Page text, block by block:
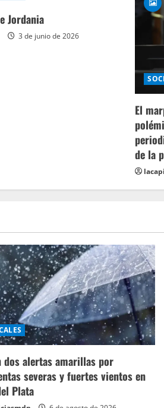
Jordania
3 de junio de 2026
El
de la
dos alertas amarillas por
severas y fuertes vientos en
Plata